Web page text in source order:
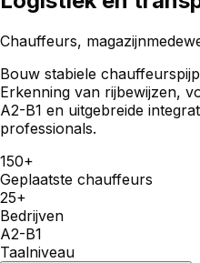
Chauffeurs,
Bouw stabiele
Erkenning van rijbewijzen,
A2-B1 en uitgebreide
professionals.
150+
Geplaatste chauffeurs
25+
Bedrijven
A2-B1
Taalniveau